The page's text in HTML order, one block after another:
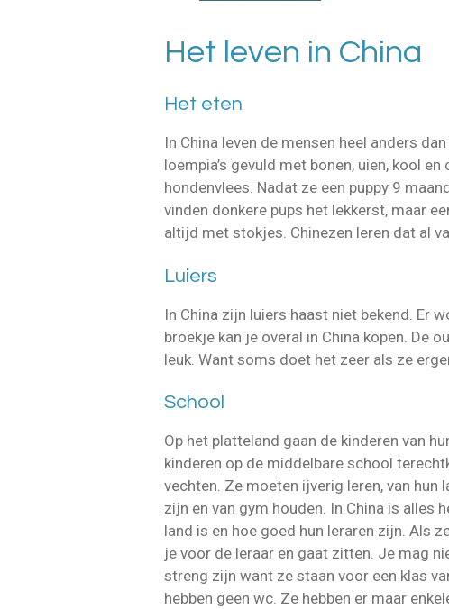
Het leven in China
Het eten
In China leven de mensen heel anders
loempia’s gevuld met bonen, uien, kool
hondenvlees. Nadat ze een puppy 9
vinden donkere pups het lekkerst, maar
altijd met stokjes. Chinezen leren dat al
Luiers
In China zijn luiers haast niet bekend. Er
broekje kan je overal in China kopen. De
leuk. Want soms doet het zeer als ze
School
Op het platteland gaan de kinderen van
kinderen op de middelbare school
vechten. Ze moeten ijverig leren, van hun
zijn en van gym houden. In China is alles
land is en hoe goed hun leraren zijn. Als
je voor de leraar en gaat zitten. Je mag
streng zijn want ze staan voor een klas
hebben geen wc. Ze hebben er maar